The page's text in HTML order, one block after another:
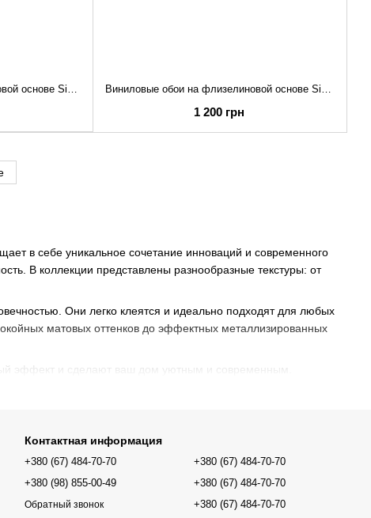
в себе уникальное сочетание инноваций и современного
В коллекции представлены разнообразные текстуры: от
Они легко клеятся и идеально подходят для любых
матовых оттенков до эффектных металлизированных
эффект и сделают ваш дом уютным и современным.
1 200 грн
Контактная информация
+380 (67) 484-70-70
+380 (98) 855-00-49
Обратный звонок
+380 (67) 484-70-70
+380 (67) 484-70-70
+380 (67) 484-70-70